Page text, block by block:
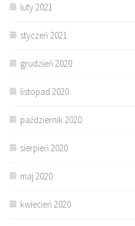
luty 2021
styczeń 2021
grudzień 2020
listopad 2020
październik 2020
sierpień 2020
maj 2020
kwiecień 2020